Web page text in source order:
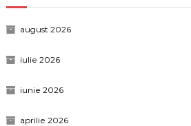
august 2026
iulie 2026
iunie 2026
aprilie 2026